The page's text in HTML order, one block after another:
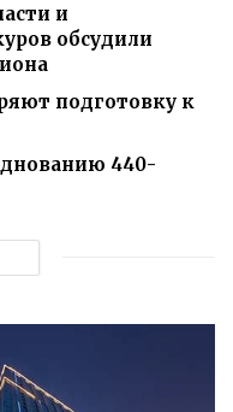
и
обсудили
подготовку к
440-